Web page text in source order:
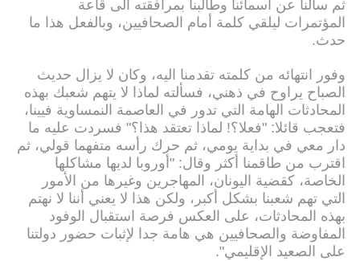
ثم سألنا عن أسمائنا وطالبنا بمرافقته الى قاعة
المؤتمرات ليلقي كلمة أمام الصحافيين، وبالفعل هذا ما
حدث.
وفور انتهائه من كلمته تقدمنا اليه، وكان لا يزال حديث
الصباح يراوح في ذهني، فسألته لماذا لا يتهم شعبك بهذه
المحادثات الهامة التي تدور في العاصمة النمساوية فيينا،
فتعجب قائلا: "فعلا؟! لماذا تعتقد هذا؟" فسردت عليه ما
دار معي في بداية يومي، ثم حرك رأسه متفهما قولي، ثم
اقترب من طاقمنا أكثر وقال: "أوروبا لديها مشاكلها
الخاصة، كقضية اليونان، المهاجرين وغيرها من الأمور
التي تهم شعبنا بشكل أكبر، ولكن هذا لا يعني أننا لا نهتم
بهذه المحادثات، على العكس فرصة استقبال الوفود
المفاوضة والصحافيين هي هامة جدا لإثبات حضور دولتنا
على الصعيد الإقليمي".